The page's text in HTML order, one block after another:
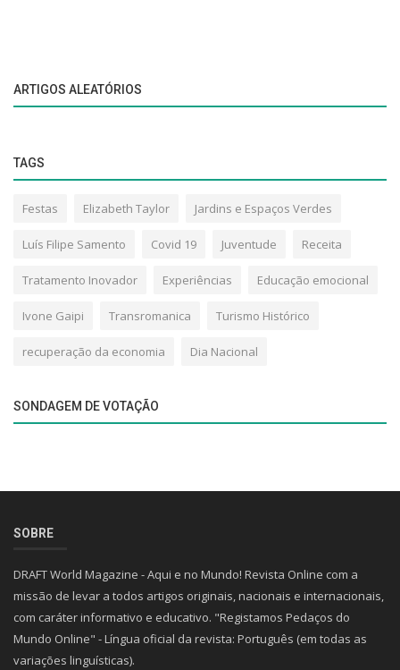
ARTIGOS ALEATÓRIOS
TAGS
Festas Elizabeth Taylor Jardins e Espaços Verdes
Luís Filipe Samento Covid 19 Juventude Receita
Tratamento Inovador Experiências Educação emocional
Ivone Gaipi Transromanica Turismo Histórico
recuperação da economia Dia Nacional
SONDAGEM DE VOTAÇÃO
SOBRE
DRAFT World Magazine - Aqui e no Mundo! Revista Online com a
missão de levar a todos artigos originais, nacionais e internacionais,
com caráter informativo e educativo. "Registamos Pedaços do
Mundo Online" - Língua oficial da revista: Português (em todas as
variações linguísticas).